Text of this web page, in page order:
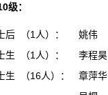
级：
后 （1人）：
姚伟
生 （1人）：
李程
生 （16人）：
章萍